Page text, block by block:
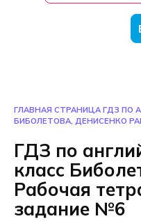
ГЛАВНАЯ СТРАНИЦА ГДЗ ПО
БИБОЛЕТОВА, ДЕНИСЕНКО
ГДЗ по
класс
Рабочая
задание №6